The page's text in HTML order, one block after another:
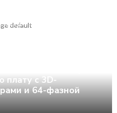
Infinity Next — материнскую
плату с 3D-
и 64-фазной